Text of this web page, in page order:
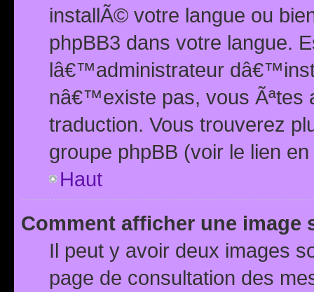
installÃ© votre langue ou
phpBB3 dans votre langue.
lâ€™administrateur
nâ€™existe pas, vous Ãªtes
traduction. Vous trouverez
groupe phpBB (voir le lien
Haut
Comment afficher une image
Il peut y avoir deux images
page de consultation des